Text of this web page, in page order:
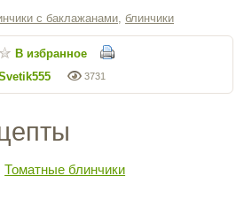
с баклажанами блинчики
3731
В избранное
Томатные блинчики